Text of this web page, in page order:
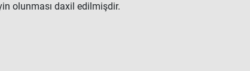
olunması daxil edilmişdir.